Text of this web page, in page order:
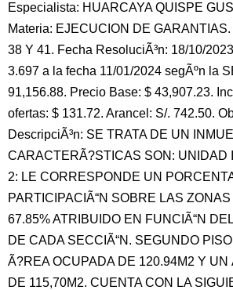
Especialista: HUARCAYA QUISPE
Materia: EJECUCION DE
38 Y 41. Fecha ResoluciÃ³n: 18/10/
3.697 a la fecha 11/01/2024 segÃºn la
91,156.88. Precio Base: $ 43,907.23.
ofertas: $ 131.72. Arancel: S/. 742.50.
DescripciÃ³n: SE TRATA DE UN
CARACTERÃ?STICAS SON: UNIDAD
2: LE CORRESPONDE UN
PARTICIPACIÃ“N SOBRE LAS
67.85% ATRIBUIDO EN FUNCIÃ“N
DE CADA SECCIÃ“N. SEGUNDO
Ã?REA OCUPADA DE 120.94M2 Y
DE 115,70M2. CUENTA CON LA